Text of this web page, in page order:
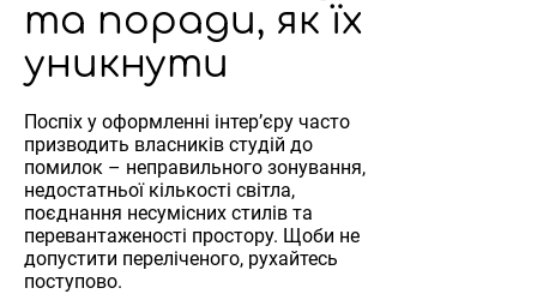
та поради, як їх
уникнути
Поспіх у оформленні інтер’єру часто
призводить власників студій до
помилок – неправильного зонування,
недостатньої кількості світла,
поєднання несумісних стилів та
перевантаженості простору. Щоби не
допустити переліченого, рухайтесь
поступово.